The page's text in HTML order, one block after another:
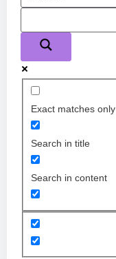
Exact matches only
Search in title
Search in content